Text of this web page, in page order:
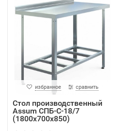
избранное сравнить
Стол производственный
Assum СПБ-С-18/7
(1800х700х850)